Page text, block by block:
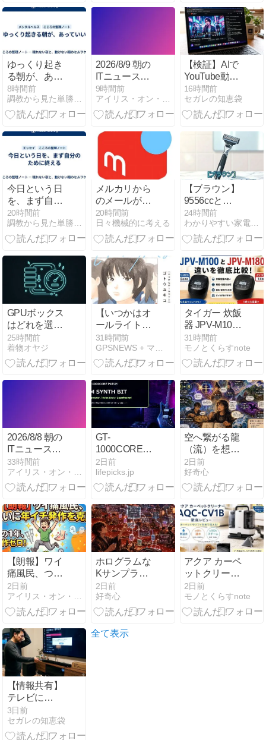
Lucky Bag」
が数量限定発
売
がおすすめ？
ゆっくり起き
る朝が、あっ
ていい
8時間前
調教から見た単勝複勝買い目の競馬予想
2026/8/9 朝の
ITニュースま
とめ
9時間前
アイリス・オン・ブックレスト
【検証】AIで
YouTube動画
の音楽MV・ラ
イブの「歌詞
の文字起こ
現在はGrokの
み対応のよう
ですが･･･
16時間前
セガレの知恵袋
今日という日
を、まず自分
のために終え
る
20時間前
調教から見た単勝複勝買い目の競馬予想
メルカリから
のメールが止
まらない！配
信停止リンク
が404でも大
で確実に止め
る方法
20時間前
日々機械的に考える
【ブラウン】
9556ccと
9551ccの違い
を比較！価格
と口コミでど
すすめを解説
24時間前
わかりやすい家電紹介の広場
GPUボックス
はどれを選べ
ばいい？〜7
年前に勧めた
製品を手放し
25時間前
着物オヤジ
【いつかはオ
ールライト】
娘は父をパパ
活か？と疑っ
たことで始ま
ミックシーモ
ア先行公開
中！
31時間前
タイガー 炊飯
器 JPV-M100
とJPV-M180
の違いを徹底
比較レビュー
っちがおすす
め？
31時間前
モノとくらすnote
2026/8/8 朝の
ITニュースま
とめ
33時間前
GT-
1000CORE『JM
SYNTH BIT』
｜Jazzmaster
で作るリン
ーター・シン
セノイズ
2日前
lifepicks.jp
空へ繋がる龍
（流）を想う
そして蜂子皇
子は東北へ
2日前
好奇心
【朗報】ワイ
痛風民、つい
に年イチ発作
を克服
2日前
ホログラムな
Kサンプラー
（精神モジュ
ール）を貰う
夢
2日前
好奇心
アクア カーペ
ットクリーナ
ー AQC-CV1B
をレビュー｜
口コミ・評判
2日前
モノとくらすnote
【情報共有】
テレビに
「HDMI（ARC）
サウンドバ
ー」を接続し
3日前
セガレの知恵袋
全て表示